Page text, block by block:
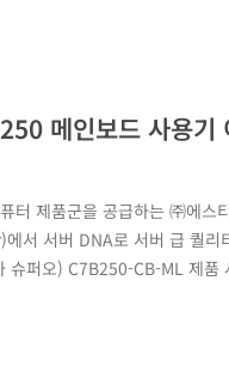
메인보드 사용기
터 제품군을 공급하는 ㈜에스
서버 DNA로 서버 급 퀄리
슈퍼오) C7B250-CB-ML 제품